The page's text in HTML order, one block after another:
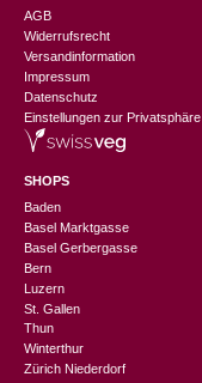
AGB
Widerrufsrecht
Versandinformation
Impressum
Datenschutz
Einstellungen zur Privatsphäre
SHOPS
Baden
Basel Marktgasse
Basel Gerbergasse
Bern
Luzern
St. Gallen
Thun
Winterthur
Zürich Niederdorf